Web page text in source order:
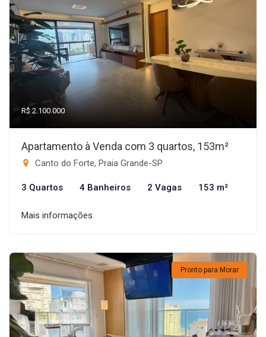
R$ 2.100.000
Apartamento à Venda com 3 quartos, 153m²
Canto do Forte, Praia Grande-SP
3 Quartos 4 Banheiros 2 Vagas 153 m²
Mais informações
Pronto para Morar